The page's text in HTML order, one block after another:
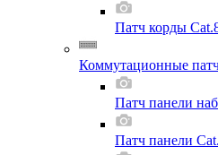
Патч корды
Коммутационные
Патч панели
Патч панели